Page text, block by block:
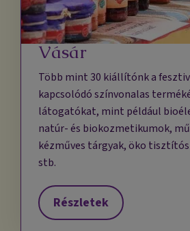
Vásár
Több mint 30 kiállítónk a
kapcsolódó színvonalas
látogatókat, mint például
natúr- és biokozmetikumok,
kézműves tárgyak, öko
stb.
Részletek